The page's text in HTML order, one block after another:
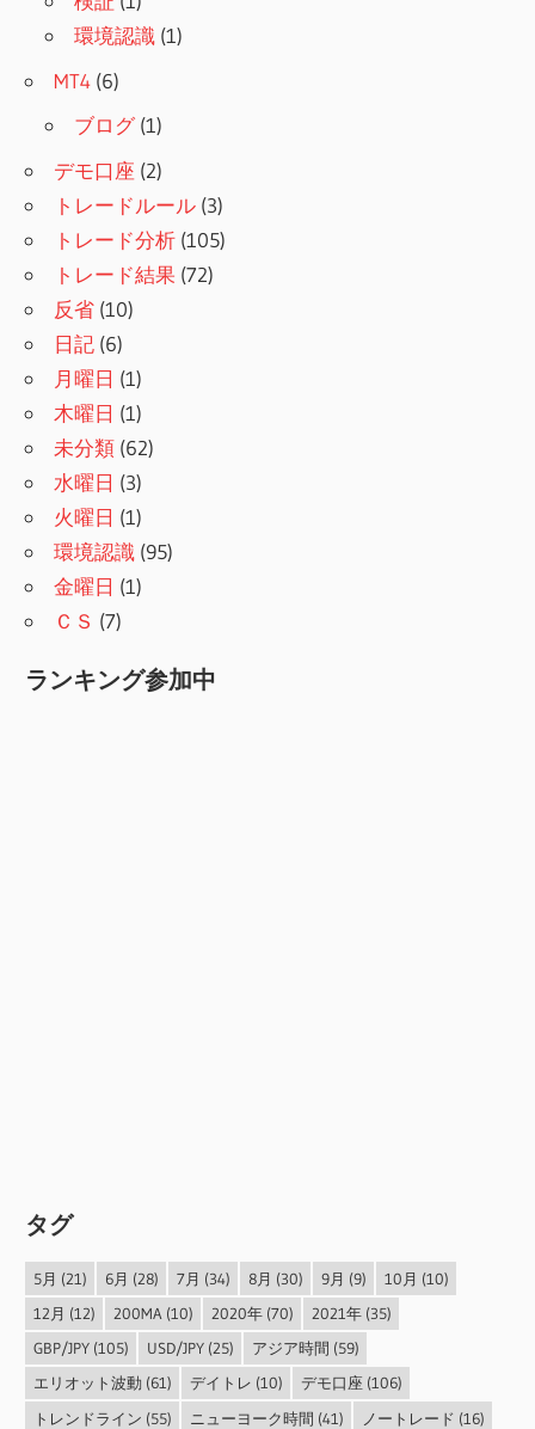
環境認識 (1)
MT4 (6)
ブログ(1)
デモ口座 (2)
トレードルール (3)
トレード分析 (105)
トレード結果 (72)
反省 (10)
日記 (6)
月曜日 (1)
木曜日 (1)
未分類 (62)
水曜日 (3)
火曜日 (1)
環境認識 (95)
金曜日 (1)
ＣＳ (7)
ランキング参加中
タグ
5月 (21) 6月 (28) 7月 (34) 8月 (30) 9月 (9) 10月 (10)
12月 (12) 200MA (10) 2020年(70) 2021年(35)
GBP/JPY(105) USD/JPY(25) アジア時間 (59)
エリオット波動 (61) デイトレ (10) デモ口座 (106)
トレンドライン (55) ニューヨーク時間 (41) ノートレード (16)